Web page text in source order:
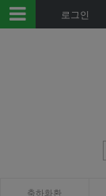
로그인
축하화환